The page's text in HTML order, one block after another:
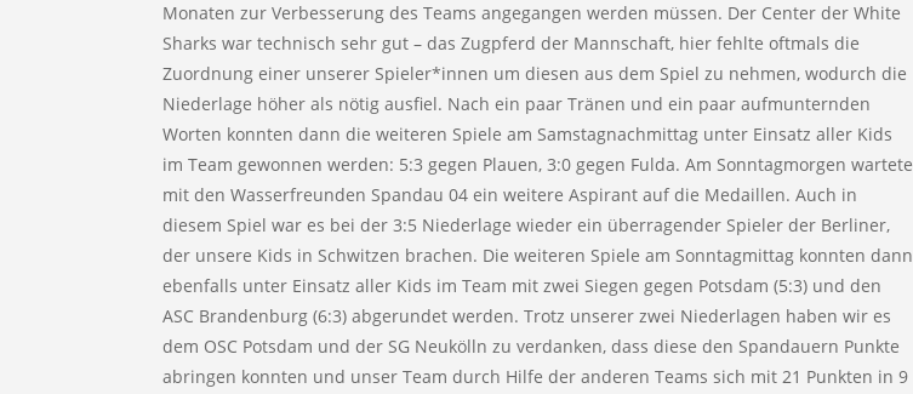
Monaten zur Verbesserung des Teams angegangen werden müssen. Der Center der White
Sharks war technisch sehr gut – das Zugpferd der Mannschaft, hier fehlte oftmals die
Zuordnung einer unserer Spieler*innen um diesen aus dem Spiel zu nehmen, wodurch die
Niederlage höher als nötig ausfiel. Nach ein paar Tränen und ein paar aufmunternden
Worten konnten dann die weiteren Spiele am Samstagnachmittag unter Einsatz aller Kids
im Team gewonnen werden: 5:3 gegen Plauen, 3:0 gegen Fulda. Am Sonntagmorgen wartete
mit den Wasserfreunden Spandau 04 ein weitere Aspirant auf die Medaillen. Auch in
diesem Spiel war es bei der 3:5 Niederlage wieder ein überragender Spieler der Berliner,
der unsere Kids in Schwitzen brachen. Die weiteren Spiele am Sonntagmittag konnten dann
ebenfalls unter Einsatz aller Kids im Team mit zwei Siegen gegen Potsdam (5:3) und den
ASC Brandenburg (6:3) abgerundet werden. Trotz unserer zwei Niederlagen haben wir es
dem OSC Potsdam und der SG Neukölln zu verdanken, dass diese den Spandauern Punkte
abringen konnten und unser Team durch Hilfe der anderen Teams sich mit 21 Punkten in 9